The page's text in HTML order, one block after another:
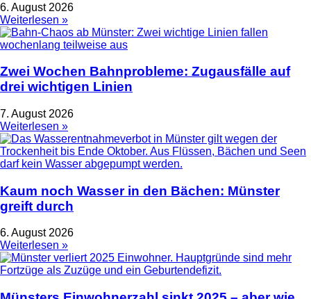
6. August 2026
Weiterlesen »
Zwei Wochen Bahnprobleme: Zugausfälle auf
drei wichtigen Linien
7. August 2026
Weiterlesen »
Kaum noch Wasser in den Bächen: Münster
greift durch
6. August 2026
Weiterlesen »